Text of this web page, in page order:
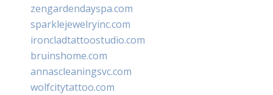
zengardendayspa.com
sparklejewelryinc.com
ironcladtattoostudio.com
bruinshome.com
annascleaningsvc.com
wolfcitytattoo.com